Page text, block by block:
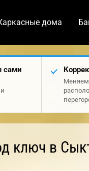
дома
сами
Меняем
ключ в